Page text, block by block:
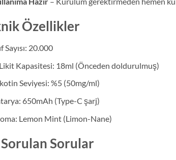
Özellikler
Sayısı: 20.000
Kapasitesi: 18ml (Önceden doldurulmuş)
Seviyesi: %5 (50mg/ml)
650mAh (Type-C şarj)
Lemon Mint (Limon-Nane)
Sorulan Sorular